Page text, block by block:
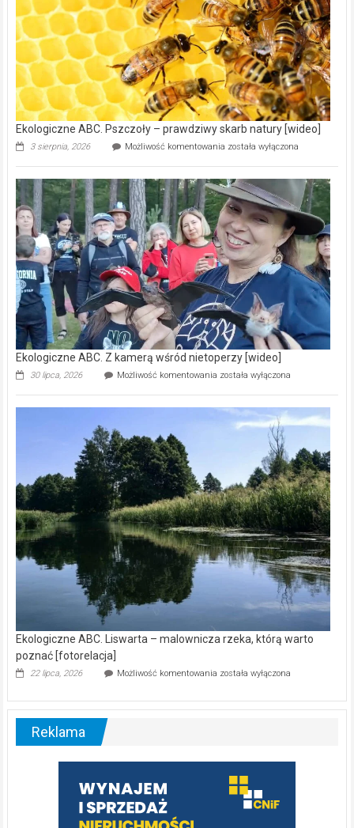
ponad
15,6
mln
na
modernizację
oczyszczalni
ścieków
[wideo]
Ekologiczne ABC. Pszczoły – prawdziwy skarb natury [wideo]
3 sierpnia, 2026 Możliwość komentowania Ekologiczne
–
prawdziwy
skarb
natury
[wideo]
została wyłączona
Ekologiczne ABC. Z kamerą wśród nietoperzy [wideo]
30 lipca, 2026 Możliwość komentowania Ekologiczne
kamerą
wśród
została wyłączona
Ekologiczne ABC. Liswarta – malownicza rzeka, którą warto
poznać [fotorelacja]
22 lipca, 2026 Możliwość komentowania Ekologiczne
–
warto
poznać
[fotorelacja]
została wyłączona
Reklama